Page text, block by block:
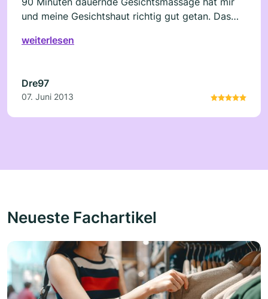
und meine Gesichtshaut richtig gut getan. Das
frisches Aussehen, hat mich von ihre
weiterlesen
Dre97
07. Juni 2013
Neueste Fachartikel